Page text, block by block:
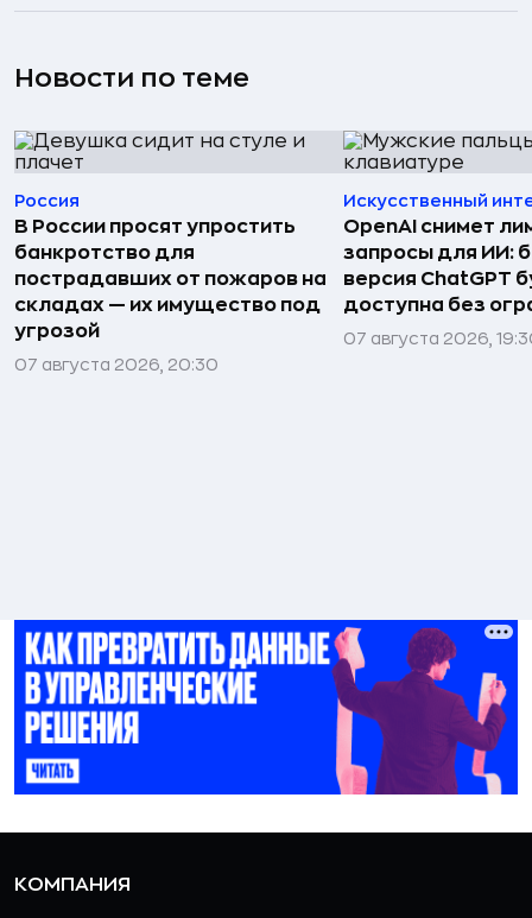
Новости по теме
Россия
В России просят упростить
банкротство для
пострадавших от пожаров на
складах — их имущество под
угрозой
07 августа 2026, 20:30
Искусственный
OpenAI снимет
запросы для ИИ:
версия ChatGPT
доступна без
07 августа 2026,
КОМПАНИЯ